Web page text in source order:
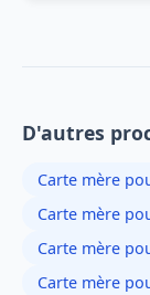
D'autres
Carte mère
Carte mère
Carte mère
Carte mère